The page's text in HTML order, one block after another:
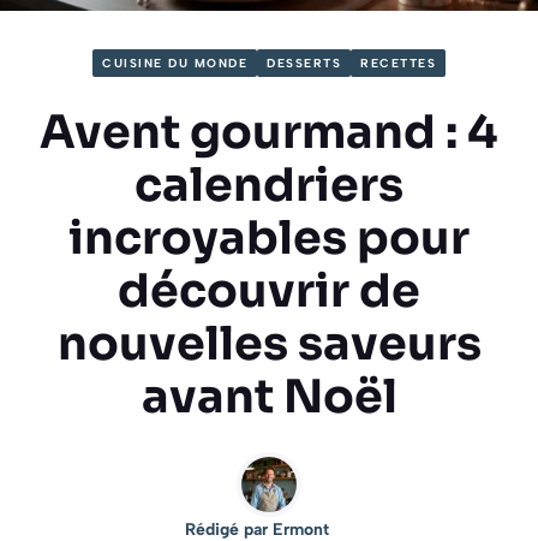
CUISINE DU MONDE DESSERTS RECETTES
Avent gourmand : 4
calendriers
incroyables pour
découvrir de
nouvelles saveurs
avant Noël
Rédigé par Ermont